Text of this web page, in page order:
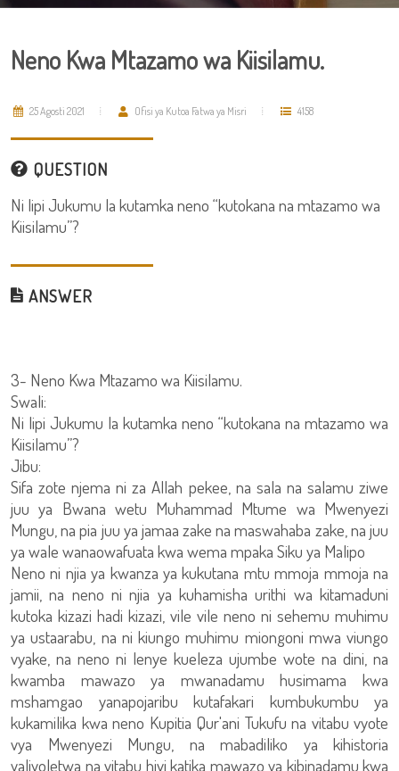
Neno Kwa Mtazamo wa Kiisilamu.
25 Agosti 2021 Ofisi ya Kutoa Fatwa ya Misri 4158
QUESTION
Ni lipi Jukumu la kutamka neno “kutokana na mtazamo wa
Kiisilamu”?
ANSWER
3- Neno Kwa Mtazamo wa Kiisilamu.
Swali:
Ni lipi Jukumu la kutamka neno “kutokana na mtazamo wa
Kiisilamu”?
Jibu:
Sifa zote njema ni za Allah pekee, na sala na salamu ziwe
juu ya Bwana wetu Muhammad Mtume wa Mwenyezi
Mungu, na pia juu ya jamaa zake na maswahaba zake, na juu
ya wale wanaowafuata kwa wema mpaka Siku ya Malipo
Neno ni njia ya kwanza ya kukutana mtu mmoja mmoja na
jamii, na neno ni njia ya kuhamisha urithi wa kitamaduni
kutoka kizazi hadi kizazi, vile vile neno ni sehemu muhimu
ya ustaarabu, na ni kiungo muhimu miongoni mwa viungo
vyake, na neno ni lenye kueleza ujumbe wote na dini, na
kwamba mawazo ya mwanadamu husimama kwa
mshamgao yanapojaribu kutafakari kumbukumbu ya
kukamilika kwa neno Kupitia Qur'ani Tukufu na vitabu vyote
vya Mwenyezi Mungu, na mabadiliko ya kihistoria
yaliyoletwa na vitabu hivi katika mawazo ya kibinadamu kwa